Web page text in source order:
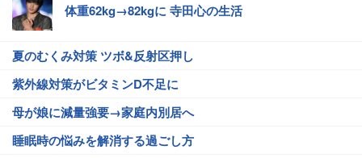
体重62kg→82kgに 寺田心の生活
夏のむくみ対策 ツボ&反射区押し
紫外線対策がビタミンD不足に
母が娘に減量強要→家庭内別居へ
睡眠時の悩みを解消する過ごし方